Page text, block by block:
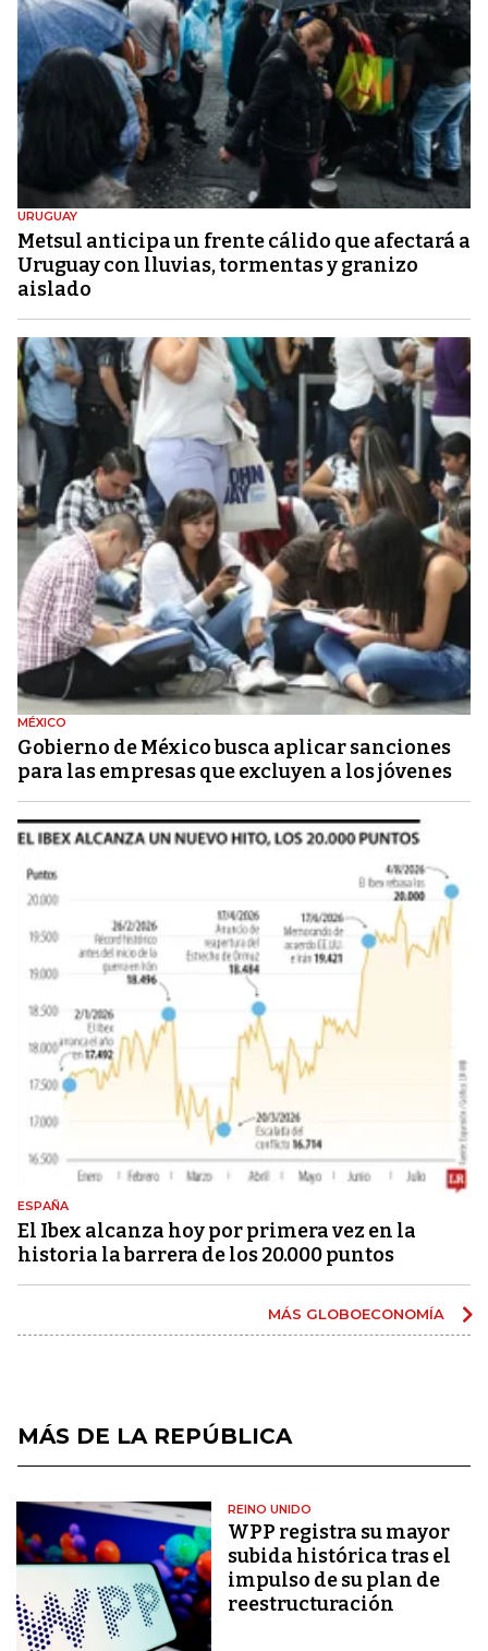
URUGUAY
Metsul anticipa un frente cálido que afectará a
Uruguay con lluvias, tormentas y granizo
aislado
MÉXICO
Gobierno de México busca aplicar sanciones
para las empresas que excluyen a los jóvenes
ESPAÑA
El Ibex alcanza hoy por primera vez en la
historia la barrera de los 20.000 puntos
MÁS GLOBOECONOMÍA
MÁS DE LA REPÚBLICA
REINO UNIDO
WPP registra su mayor
subida histórica tras el
impulso de su plan de
reestructuración